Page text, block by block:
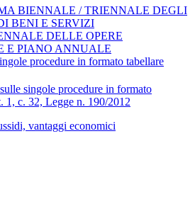
BIENNALE / TRIENNALE DEGLI
BENI E SERVIZI
DELLE OPERE
E PIANO ANNUALE
procedure in formato tabellare
singole procedure in formato
1, c. 32, Legge n. 190/2012
vantaggi economici